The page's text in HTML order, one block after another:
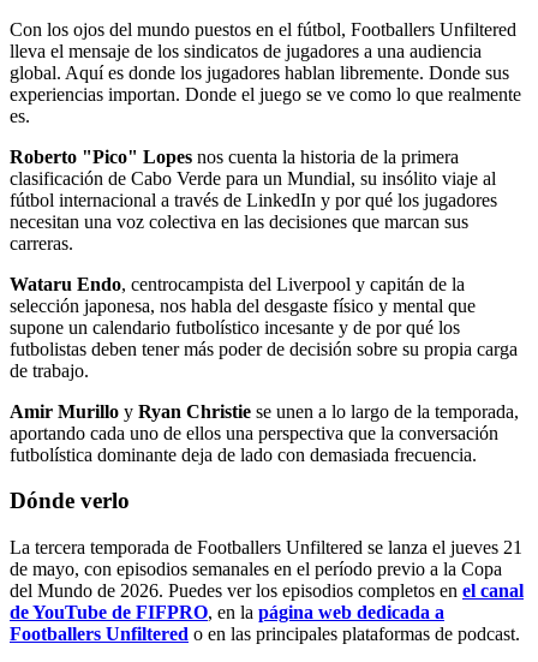
Con los ojos del mundo puestos en el fútbol, Footballers Unfiltered
lleva el mensaje de los sindicatos de jugadores a una audiencia
global. Aquí es donde los jugadores hablan libremente. Donde sus
experiencias importan. Donde el juego se ve como lo que realmente
es.
Roberto "Pico" Lopes nos cuenta la historia de la primera
clasificación de Cabo Verde para un Mundial, su insólito viaje al
fútbol internacional a través de LinkedIn y por qué los jugadores
necesitan una voz colectiva en las decisiones que marcan sus
carreras.
Wataru Endo, centrocampista del Liverpool y capitán de la
selección japonesa, nos habla del desgaste físico y mental que
supone un calendario futbolístico incesante y de por qué los
futbolistas deben tener más poder de decisión sobre su propia carga
de trabajo.
Amir Murillo y Ryan Christie se unen a lo largo de la temporada,
aportando cada uno de ellos una perspectiva que la conversación
futbolística dominante deja de lado con demasiada frecuencia.
Dónde verlo
La tercera temporada de Footballers Unfiltered se lanza el jueves 21
de mayo, con episodios semanales en el período previo a la Copa
del Mundo de 2026. Puedes ver los episodios completos en el canal
de YouTube de FIFPRO, en la página web dedicada a
Footballers Unfiltered o en las principales plataformas de podcast.